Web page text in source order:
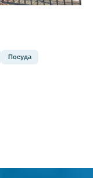
Посуда